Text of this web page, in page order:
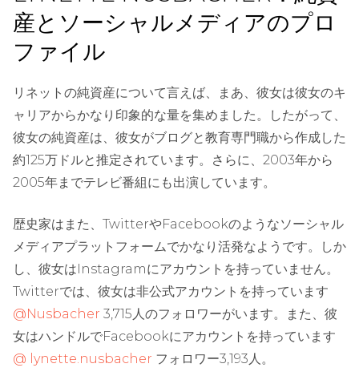
産とソーシャルメディアのプロ
ファイル
リネットの純資産について言えば、まあ、彼女は彼女のキ
ャリアからかなり印象的な量を集めました。したがって、
彼女の純資産は、彼女がブログと教育専門職から作成した
約125万ドルと推定されています。さらに、2003年から
2005年までテレビ番組にも出演しています。
歴史家はまた、TwitterやFacebookのようなソーシャル
メディアプラットフォームでかなり活発なようです。しか
し、彼女はInstagramにアカウントを持っていません。
Twitterでは、彼女は非公式アカウントを持っています
@Nusbacher 3,715人のフォロワーがいます。また、彼
女はハンドルでFacebookにアカウントを持っています
@ lynette.nusbacher フォロワー3,193人。